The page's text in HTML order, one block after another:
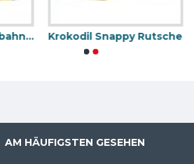
Aufblasbare Rodelbahnen Jungle Krokodil Snappy Rutsche
Aufblasbare Löschfahrzeugrutsche Titanic Aufblasbare Rutsche
AM HÄUFIGSTEN GESEHEN